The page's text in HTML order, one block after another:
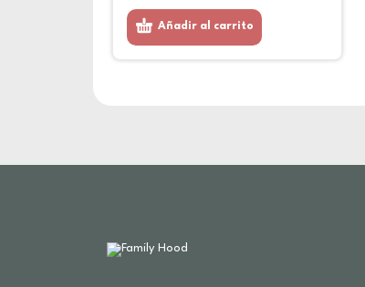
Añadir al carrito